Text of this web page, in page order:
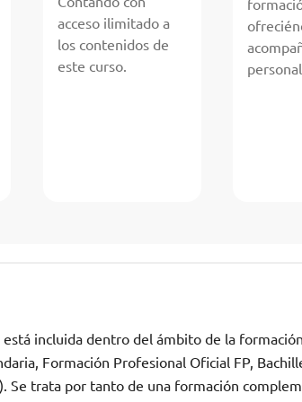
acceso ilimitado a
los contenidos de
este curso.
incluida dentro del ámbito de la
Formación Profesional Oficial FP,
Se trata por tanto de una formación